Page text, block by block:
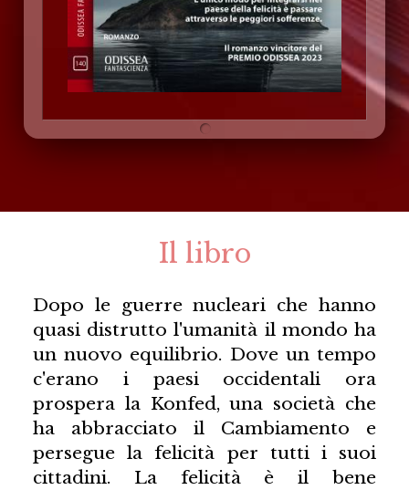
Il libro
Dopo le guerre nucleari che hanno
quasi distrutto l'umanità il mondo ha
un nuovo equilibrio. Dove un tempo
c'erano i paesi occidentali ora
prospera la Konfed, una società che
ha abbracciato il Cambiamento e
persegue la felicità per tutti i suoi
cittadini. La felicità è il bene